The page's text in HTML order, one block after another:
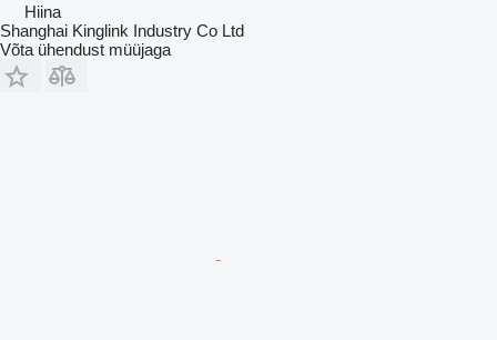
Hiina
Shanghai Kinglink Industry Co Ltd
Võta ühendust müüjaga